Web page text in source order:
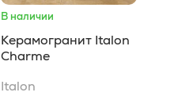
В наличии
Керамогранит Italon
Charme
Italon